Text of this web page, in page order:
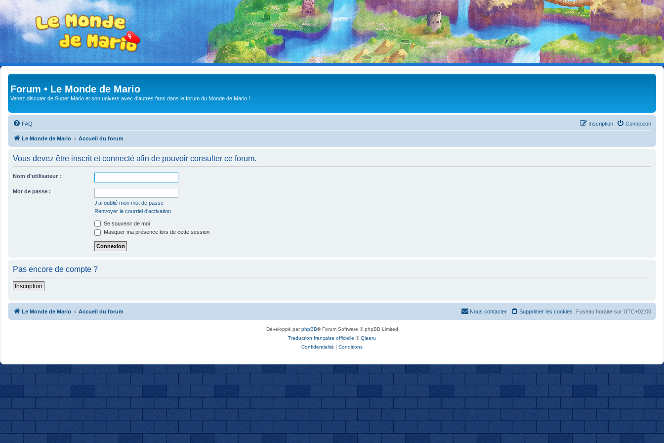
Forum • Le Monde de Mario
Venez discuter de Super Mario et son univers avec d'autres fans dans le forum du Monde de Mario !
FAQ Connexion
Inscription
Le Monde de Mario Accueil du forum
Vous devez être inscrit et connecté afin de pouvoir consulter ce forum.
Nom d’utilisateur :
Mot de passe :
J’ai oublié mon mot de passe
Renvoyer le courriel d’activation
Se souvenir de moi
Masquer ma présence lors de cette session
Pas encore de compte ?
Inscription
Le Monde de Mario Accueil du forum Fuseau horaire sur UTC+02:00
Supprimer les cookies
Nous contacter
Développé parphpBB® Forum Software © phpBB Limited
Traduction française officielle ©Qiaeru
Confidentialité | Conditions